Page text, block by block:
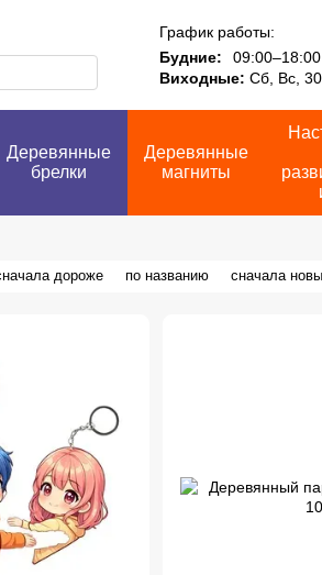
График работы:
Будние:
09:00–18:00
Виходные: Сб, Вс,
Деревянные
брелки
Деревянные
магниты
дороже по названию сначала